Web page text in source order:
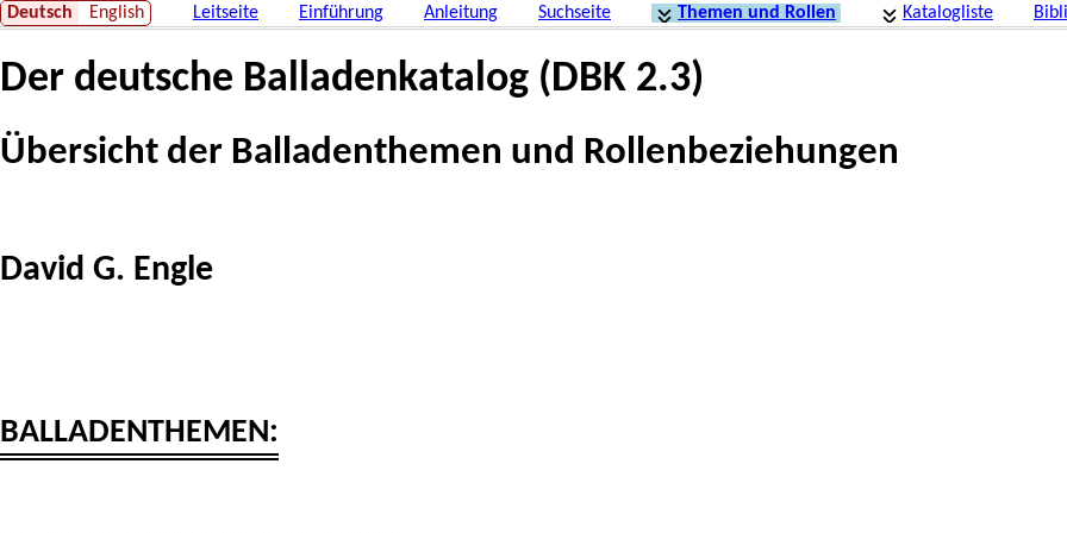
Deutsch English Leitseite Einführung Anleitung Suchseite Themen und Rollen Katalogliste
Der deutsche Balladenkatalog (DBK 2.3)
Übersicht der Balladenthemen und Rollenbeziehungen
David G. Engle
BALLADENTHEMEN: